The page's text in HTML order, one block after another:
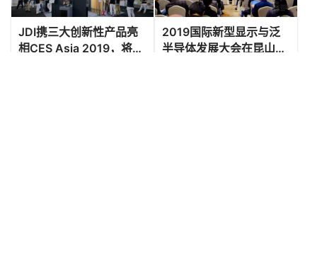
JDI携三大创新性产品亮
相CES Asia 2019，将进
2019国际新型显示与泛
半导体发展大会在昆山隆